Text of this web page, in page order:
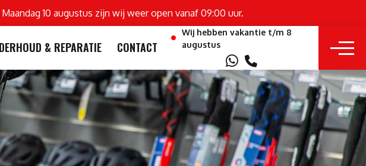
10 augustus zijn wij weer open vanaf 09:00 uur.
& REPARATIE CONTACT
Wij hebben vakantie t/m 8
augustus